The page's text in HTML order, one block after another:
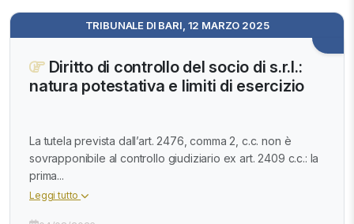
TRIBUNALE DI BARI, 12 MARZO 2025
Diritto di controllo del socio di s.r.l.:
natura potestativa e limiti di esercizio
La tutela prevista dall’art. 2476, comma 2, c.c. non è
sovrapponibile al controllo giudiziario ex art. 2409 c.c.: la
prima...
Leggi tutto